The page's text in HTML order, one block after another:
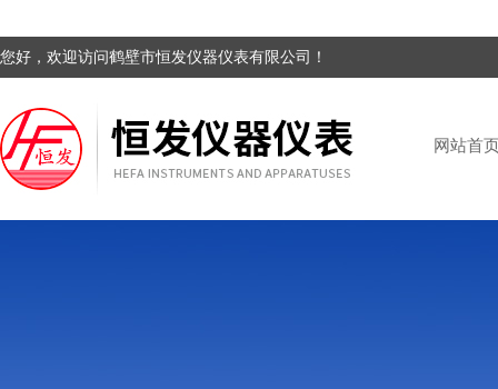
您好，欢迎访问鹤壁市恒发仪器仪表有限公司！
网站首